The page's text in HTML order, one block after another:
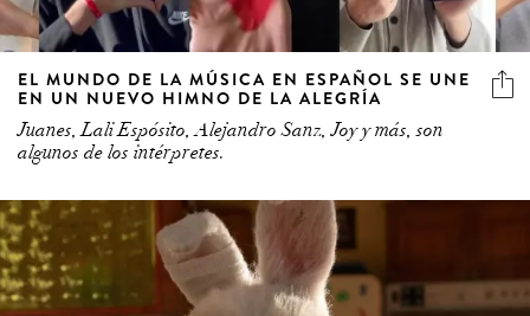
EL MUNDO DE LA MÚSICA EN ESPAÑOL SE UNE
EN UN NUEVO HIMNO DE LA ALEGRÍA
Juanes, Lali Espósito, Alejandro Sanz, Joy y más, son
algunos de los intérpretes.